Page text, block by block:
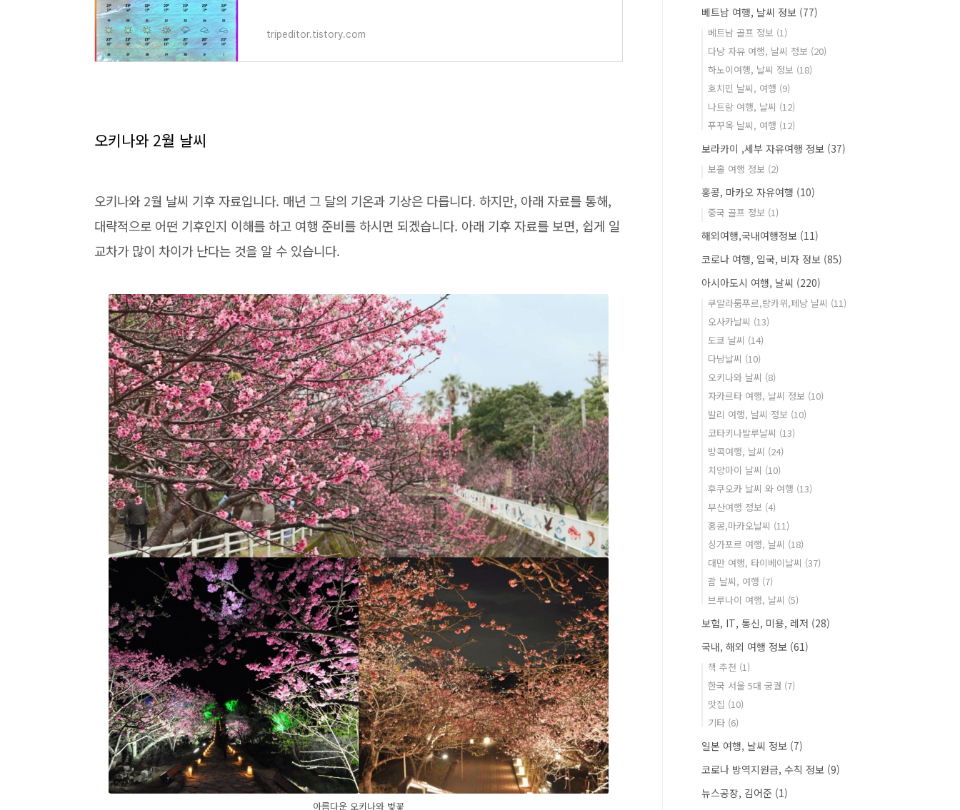
tripeditor.tistory.com
오키나와 2월 날씨
오키나와 2월 날씨 기후 자료입니다. 매년 그 달의 기온과 기상은 다릅니다. 하지만, 아래 자료를 통해,
대략적으로 어떤 기후인지 이해를 하고 여행 준비를 하시면 되겠습니다. 아래 기후 자료를 보면, 쉽게 일
교차가 많이 차이가 난다는 것을 알 수 있습니다.
아름다운 오키나와 벚꽃
베트남 여행, 날씨 정보 (77)
베트남 골프 정보 (1)
다낭 자유 여행, 날씨 정보 (20)
하노이여행, 날씨 정보 (18)
호치민 날씨, 여행 (9)
나트랑 여행, 날씨 (12)
푸꾸옥 날씨, 여행 (12)
보라카이 ,세부 자유여행 정보 (37)
보홀 여행 정보 (2)
홍콩, 마카오 자유여행 (10)
중국 골프 정보 (1)
해외여행,국내여행정보 (11)
코로나 여행, 입국, 비자 정보 (85)
아시아도시 여행, 날씨 (220)
쿠알라룸푸르,랑카위,페낭 날씨 (11)
오사카날씨 (13)
도쿄 날씨 (14)
다낭날씨 (10)
오키나와 날씨 (8)
자카르타 여행, 날씨 정보 (10)
발리 여행, 날씨 정보 (10)
코타키나발루날씨 (13)
방콕여행, 날씨 (24)
치앙마이 날씨 (10)
후쿠오카 날씨 와 여행 (13)
부산여행 정보 (4)
홍콩,마카오날씨 (11)
싱가포르 여행, 날씨 (18)
대만 여행, 타이베이날씨 (37)
괌 날씨, 여행 (7)
브루나이 여행, 날씨 (5)
보험, IT, 통신, 미용, 레저 (28)
국내, 해외 여행 정보 (61)
책 추천 (1)
한국 서울 5대 궁궐 (7)
맛집 (10)
기타 (6)
일본 여행, 날씨 정보 (7)
코로나 방역지원금, 수칙 정보 (9)
뉴스공장, 김어준 (1)